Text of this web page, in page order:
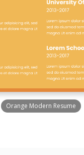
Orange Modern Resume